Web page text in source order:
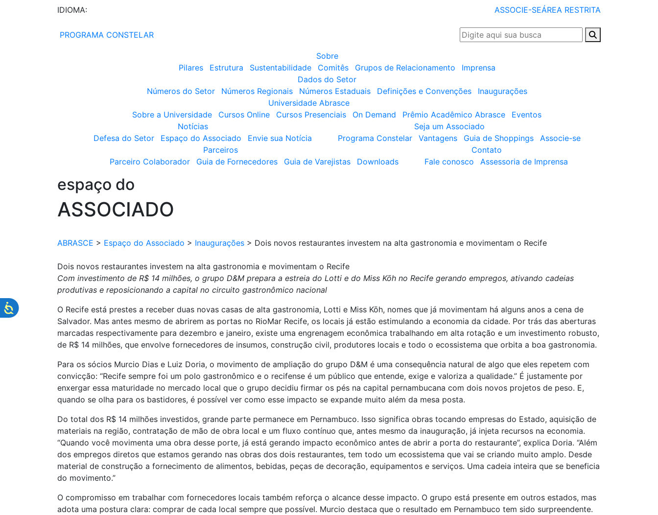
IDIOMA: ASSOCIE-SEÁREA RESTRITA
PROGRAMA CONSTELAR
Sobre
Pilares
Estrutura Sustentabilidade Comitês Grupos de Relacionamento
Imprensa
Dados do Setor
Números do Setor
Números Regionais Números Estaduais Definições e Convenções
Inaugurações
Universidade Abrasce
Sobre a Universidade
Cursos Online Cursos Presenciais On Demand Prêmio Acadêmico Abrasce
Eventos
Notícias
Defesa do Setor
Espaço do Associado Envie sua Notícia
Seja um Associado
Programa Constelar
Vantagens Guia de Shoppings
Associe-se
Parceiros
Parceiro Colaborador
Guia de Fornecedores Guia de Varejistas Downloads
Contato
Fale conosco
Assessoria de Imprensa
espaço do
ASSOCIADO
ABRASCE > Espaço do Associado > Inaugurações > Dois novos restaurantes investem na alta gastronomia e movimentam o Recife
Dois novos restaurantes investem na alta gastronomia e movimentam o Recife
Com investimento de R$ 14 milhões, o grupo D&M prepara a estreia do Lotti e do Miss Kōh no Recife gerando empregos, ativando cadeias
produtivas e reposicionando a capital no circuito gastronômico nacional
O Recife está prestes a receber duas novas casas de alta gastronomia, Lotti e Miss Kōh, nomes que já movimentam há alguns anos a cena de
Salvador. Mas antes mesmo de abrirem as portas no RioMar Recife, os locais já estão estimulando a economia da cidade. Por trás das aberturas
marcadas respectivamente para dezembro e janeiro, existe uma engrenagem econômica trabalhando em alta rotação e um investimento robusto,
de R$ 14 milhões, que envolve fornecedores de insumos, construção civil, produtores locais e todo o ecossistema que orbita a boa gastronomia.
Para os sócios Murcio Dias e Luiz Doria, o movimento de ampliação do grupo D&M é uma consequência natural de algo que eles repetem com
convicção: “Recife sempre foi um polo gastronômico e o recifense é um público que entende, exige e valoriza a qualidade.” É justamente por
enxergar essa maturidade no mercado local que o grupo decidiu firmar os pés na capital pernambucana com dois novos projetos de peso. E,
quando se olha para os bastidores, é possível ver como esse impacto se expande muito além da mesa posta.
Do total dos R$ 14 milhões investidos, grande parte permanece em Pernambuco. Isso significa obras tocando empresas do Estado, aquisição de
materiais na região, contratação de mão de obra local e um fluxo contínuo que, antes mesmo da inauguração, já injeta recursos na economia.
“Quando você movimenta uma obra desse porte, já está gerando impacto econômico antes de abrir a porta do restaurante”, explica Doria. “Além
dos empregos diretos que estamos gerando nas obras dos dois restaurantes, tem todo um ecossistema que vai se criando muito amplo. Desde
material de construção a fornecimento de alimentos, bebidas, peças de decoração, equipamentos e serviços. Uma cadeia inteira que se beneficia
do movimento.”
O compromisso em trabalhar com fornecedores locais também reforça o alcance desse impacto. O grupo está presente em outros estados, mas
adota uma postura clara: comprar de cada local sempre que possível. Murcio destaca que o resultado em Pernambuco tem sido surpreendente.